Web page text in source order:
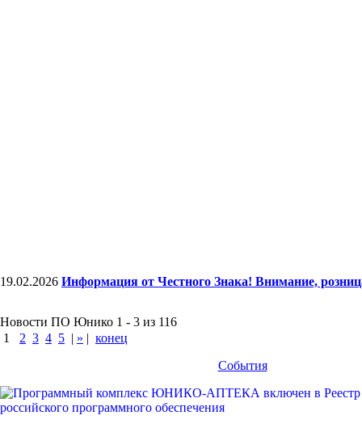
19.02.2026 Информация от Честного Знака! Внимание,
Новости ПО Юнико 1 - 3 из 116
1
2 3 4 5 | » | конец
События